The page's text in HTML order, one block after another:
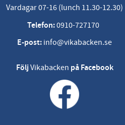
Vardagar 07-16 (lunch 11.30-12.30)
Telefon:0910-727170
E-post: info@vikabacken.se
FöljVikabacken på Facebook